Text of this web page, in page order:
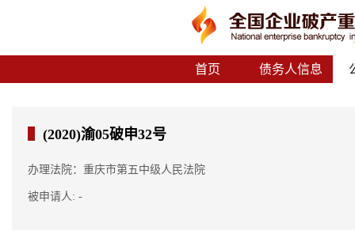
首页 债务人信息
(2020)渝05破申32号
办理法院：重庆市第五中级人民法院
被申请人: -